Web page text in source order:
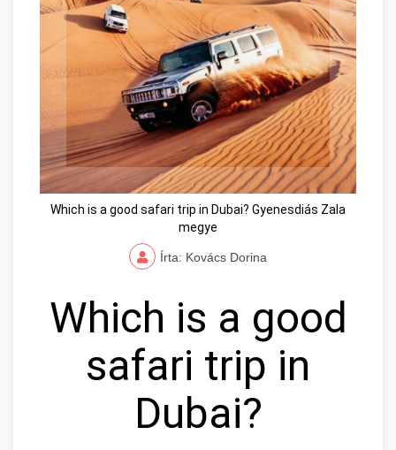
Which is a good safari trip in Dubai? Gyenesdiás Zala
megye
Írta: Kovács Dorina
Which is a good
safari trip in
Dubai?